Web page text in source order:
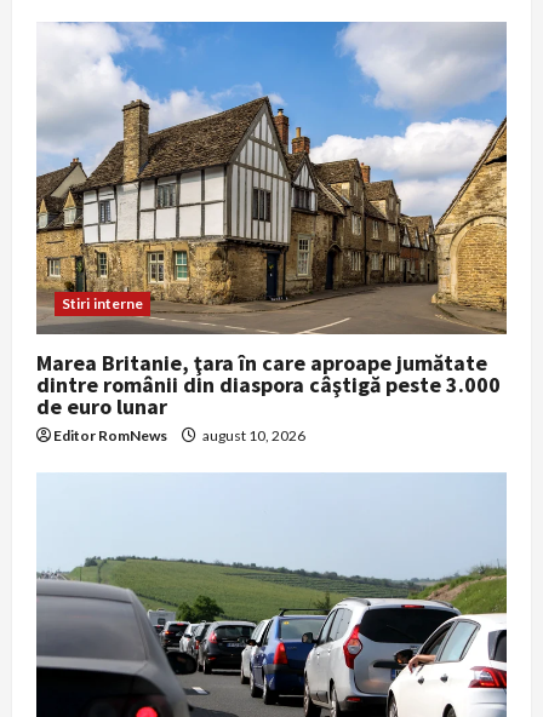
Stiri interne
Marea Britanie, ţara în care aproape jumătate
dintre românii din diaspora câştigă peste 3.000
de euro lunar
Editor RomNews august 10, 2026